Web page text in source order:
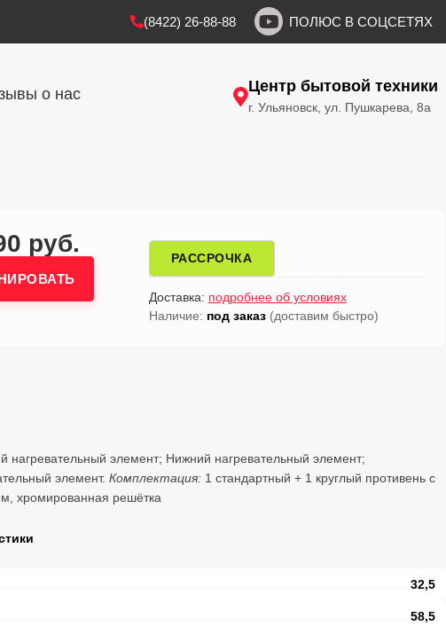
(8422) 26-88-88 ПОЛЮС В СОЦСЕТЯХ
о нас Центр бытовой техники
г. Ульяновск, ул. Пушкарева, 8а
руб.
РАССРОЧКА
Доставка: подробнее об условиях
Наличие: под заказ(доставим быстро)
нагревательный элемент; Нижний нагревательный элемент;
элемент. Комплектация: 1 стандартный + 1 круглый противень с
хромированная решётка
32,5
58,5